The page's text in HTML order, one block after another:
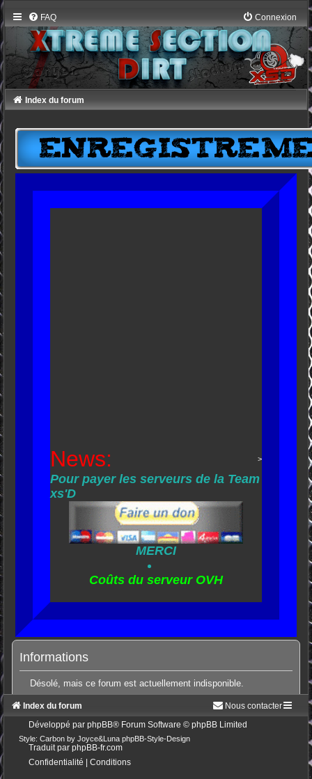
FAQ Connexion
Index du forum
News: >
Pour payer les serveurs de la Team
xs'D
MERCI
Coûts du serveur OVH
Informations
Désolé, mais ce forum est actuellement indisponible.
Index du forum
Nous contacter
Développé par phpBB® Forum Software © phpBB Limited
Style: Carbon by Joyce&LunaphpBB-Style-Design
Traduit par phpBB-fr.com
Confidentialité
Conditions